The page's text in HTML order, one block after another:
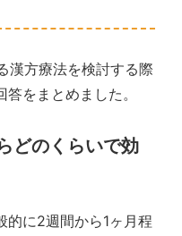
漢方療法を検討する際
をまとめました。
どのくらいで効
的に2週間から1ヶ月程